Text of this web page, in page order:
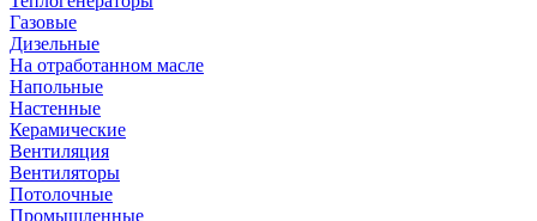
Газовые
Дизельные
На отработанном масле
Напольные
Настенные
Керамические
Вентиляция
Вентиляторы
Потолочные
Промышленные